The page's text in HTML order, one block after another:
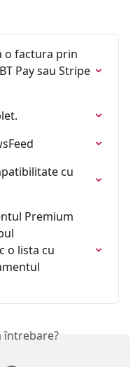
o factura prin
Pay sau Stripe
cu
Premium
o lista cu
întrebare?